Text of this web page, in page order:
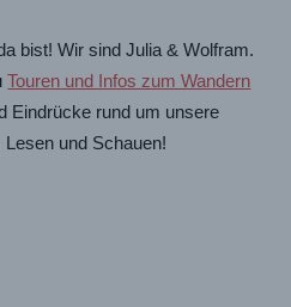
bist! Wir sind Julia & Wolfram.
Touren und Infos zum Wandern
Eindrücke rund um unsere
und Schauen!